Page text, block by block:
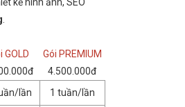
GOLD
Gói PREMIUM
4.500.000đ
lần 1 tuần/lần